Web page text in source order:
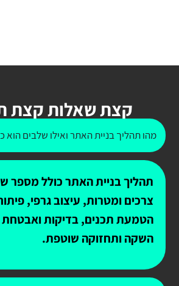
קצת שאלות קצת
מהו תהליך בניית האתר ואילו שלבים הוא
תהליך בניית האתר כולל מספר
צרכים ומטרות, עיצוב גרפי,
הטמעת תכנים, בדיקות ואבטחת
השקה ותחזוקה שוטפת.